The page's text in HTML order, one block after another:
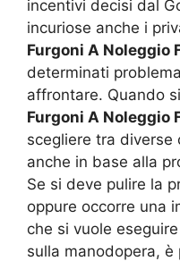
incentivi decisi dal
incuriose anche i
Furgoni A Noleggio
determinati
affrontare. Quando
Furgoni A Noleggio
scegliere tra diverse
anche in base alla
Se si deve pulire la
oppure occorre una
che si vuole
sulla manodopera,